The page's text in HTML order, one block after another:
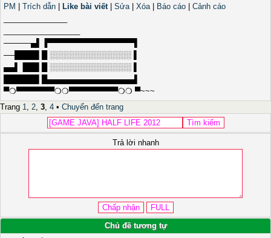
PM
Trích dẫn Like bài viết| Sửa| Xóa| Báo cáo
Cảnh cáo
─────▄▌▐▀▀▀▀▀▀▀▀▀▀▀▀▀▀▀▀▌
──████▌█ ░░░░░░░░░░░░░░░ ▌
▄▄▌▐██▌█ ░░░░░░░░░░░░░░░ ▌
██████▌█▄▄▄▄▄▄▄▄▄▄▄▄▄▄▄▄▌
▀❍▀▀▀▀▀▀▀❍❍▀▀▀▀▀▀▀▀▀❍❍ ▀~~~
Trang 1, 2, 3, 4 • Chuyển đến trang
Trả lời nhanh
Chủ đề tương tự